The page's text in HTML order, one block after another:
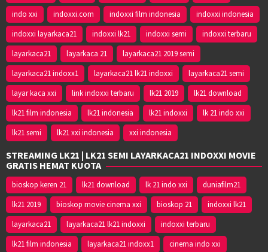
indo xxi
indoxxi.com indoxxi film indonesia
indoxxi indonesia
indoxxi layarkaca21
indoxxi lk21 indoxxi semi
indoxxi terbaru
layarkaca21
layarkaca 21
layarkaca21 2019 semi
layarkaca21 indoxx1
layarkaca21 lk21 indoxxi
layarkaca21 semi
layar kaca xxi
link indoxxi terbaru lk21 2019
lk21 download
lk21 film indonesia
lk21 indonesia lk21 indoxxi
lk 21 indo xxi
lk21 semi
lk21 xxi indonesia xxi indonesia
STREAMING LK21 | LK21 SEMI LAYARKACA21 INDOXXI MOVIE
GRATIS HEMAT KUOTA
bioskop keren 21 lk21 download lk 21 indo xxi
duniafilm21
lk21 2019
bioskop movie cinema xxi bioskop 21
indoxxi lk21
layarkaca21
layarkaca21 lk21 indoxxi
indoxxi terbaru
lk21 film indonesia
layarkaca21 indoxx1 cinema indo xxi